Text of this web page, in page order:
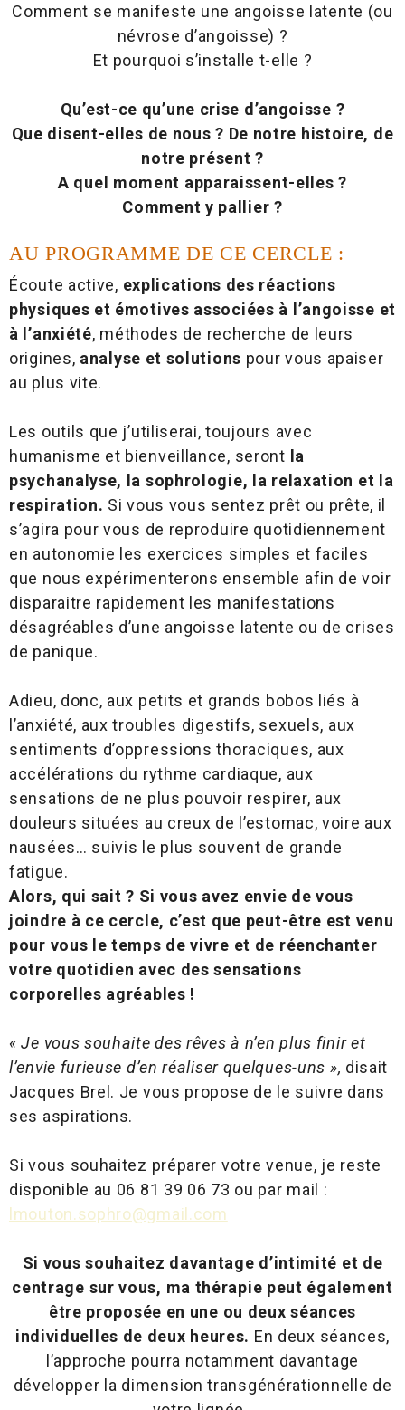
Comment se manifeste une angoisse latente (ou
névrose d’angoisse) ?
Et pourquoi s’installe t-elle ?
Qu’est-ce qu’une crise d’angoisse ?
Que disent-elles de nous ? De notre histoire, de
notre présent ?
A quel moment apparaissent-elles ?
Comment y pallier ?
AU PROGRAMME DE CE CERCLE :
Écoute active, explications des réactions
physiques et émotives associées à l’angoisse et
à l’anxiété, méthodes de recherche de leurs
origines, analyse et solutions pour vous apaiser
au plus vite.
Les outils que j’utiliserai, toujours avec
humanisme et bienveillance, seront la
psychanalyse, la sophrologie, la relaxation et la
respiration. Si vous vous sentez prêt ou prête, il
s’agira pour vous de reproduire quotidiennement
en autonomie les exercices simples et faciles
que nous expérimenterons ensemble afin de voir
disparaitre rapidement les manifestations
désagréables d’une angoisse latente ou de crises
de panique.
Adieu, donc, aux petits et grands bobos liés à
l’anxiété, aux troubles digestifs, sexuels, aux
sentiments d’oppressions thoraciques, aux
accélérations du rythme cardiaque, aux
sensations de ne plus pouvoir respirer, aux
douleurs situées au creux de l’estomac, voire aux
nausées… suivis le plus souvent de grande
fatigue.
Alors, qui sait ? Si vous avez envie de vous
joindre à ce cercle, c’est que peut-être est venu
pour vous le temps de vivre et de réenchanter
votre quotidien avec des sensations
corporelles agréables !
« Je vous souhaite des rêves à n’en plus finir et
l’envie furieuse d’en réaliser quelques-uns », disait
Jacques Brel. Je vous propose de le suivre dans
ses aspirations.
Si vous souhaitez préparer votre venue, je reste
disponible au 06 81 39 06 73 ou par mail :
lmouton.sophro@gmail.com
Si vous souhaitez davantage d’intimité et de
centrage sur vous, ma thérapie peut également
être proposée en une ou deux séances
individuelles de deux heures. En deux séances,
l’approche pourra notamment davantage
développer la dimension transgénérationnelle de